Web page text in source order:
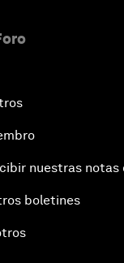
nuestras notas
boletines